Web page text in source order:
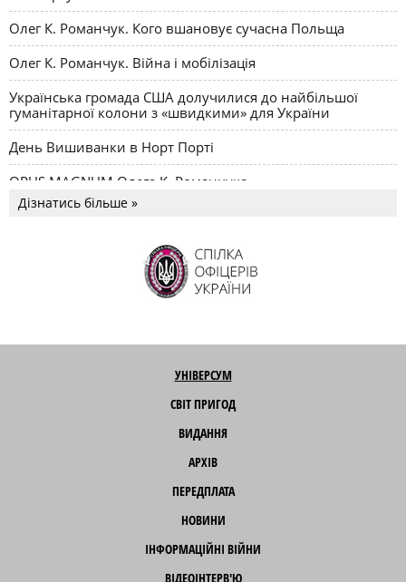
Олег К. Романчук. Кого вшановує сучасна Польща
Олег К. Романчук. Війна і мобілізація
Українська громада США долучилися до найбільшої
гуманітарної колони з «швидкими» для України
День Вишиванки в Норт Порті
OPUS MAGNUM Олега К. Романчука
Дізнатись більше »
УНІВЕРСУМ
СВІТ ПРИГОД
ВИДАННЯ
АРХІВ
ПЕРЕДПЛАТА
НОВИНИ
ІНФОРМАЦІЙНІ ВІЙНИ
ВІДЕОІНТЕРВ'Ю